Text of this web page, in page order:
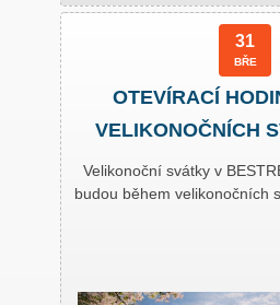
31
BŘE
OTEVÍRACÍ
VELIKONOČNÍCH
Velikonoční svátky v
budou během velikonočních